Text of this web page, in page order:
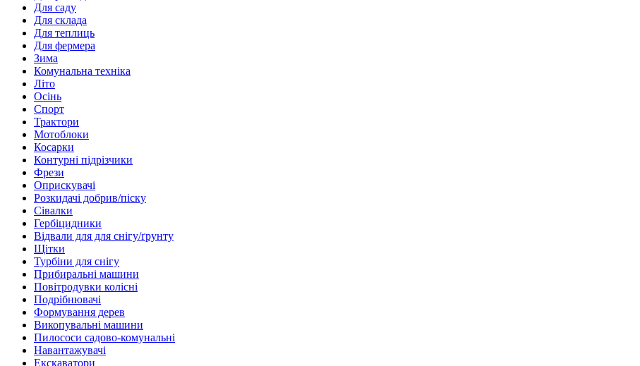
Для саду
Для склада
Для теплиць
Для фермера
Зима
Комунальна техніка
Літо
Осінь
Спорт
Трактори
Мотоблоки
Косарки
Контурні підрізчики
Фрези
Оприскувачі
Розкидачі добрив/піску
Сівалки
Гербіцидники
Відвали для для снігу/ґрунту
Щітки
Турбіни для снігу
Прибиральні машини
Повітродувки колісні
Подрібнювачі
Формування дерев
Викопувальні машини
Пилососи садово-комунальні
Навантажувачі
Екскаватори